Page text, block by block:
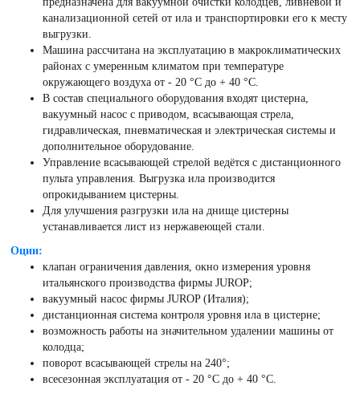
канализационной сетей от ила и транспортировки его к месту
выгрузки.
Машина рассчитана на эксплуатацию в макроклиматических
районах с умеренным климатом при температуре
окружающего воздуха от - 20 °С до + 40 °С.
В состав специального оборудования входят цистерна,
вакуумный насос с приводом, всасывающая стрела,
гидравлическая, пневматическая и электрическая системы и
дополнительное оборудование.
Управление всасывающей стрелой ведётся с дистанционного
пульта управления. Выгрузка ила производится
опрокидыванием цистерны.
Для улучшения разгрузки ила на днище цистерны
устанавливается лист из нержавеющей стали.
Оции:
клапан ограничения давления, окно измерения уровня
итальянского производства фирмы JUROP;
вакуумный насос фирмы JUROP (Италия);
дистанционная система контроля уровня ила в цистерне;
возможность работы на значительном удалении машины от
колодца;
поворот всасывающей стрелы на 240°;
всесезонная эксплуатация от - 20 °С до + 40 °С.